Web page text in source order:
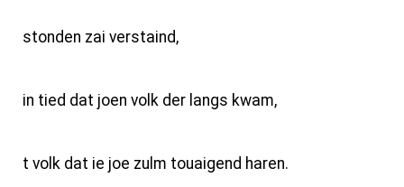
stonden zai verstaind,
in tied dat joen volk der langs kwam,
t volk dat ie joe zulm touaigend haren.